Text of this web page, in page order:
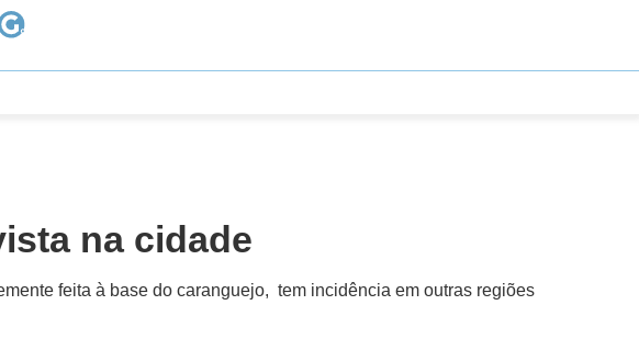
na cidade
feita à base do caranguejo, tem incidência em outras regiões